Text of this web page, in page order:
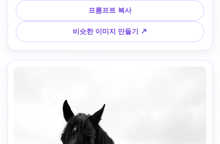
프롬프트 복사
비슷한 이미지 만들기 ↗